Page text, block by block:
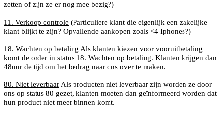
zetten of zijn ze er nog mee bezig?)
11. Verkoop controle (Particuliere klant die eigenlijk een zakelijke
klant blijkt te zijn? Opvallende aankopen zoals <4 Iphones?)
18. Wachten op betaling Als klanten kiezen voor vooruitbetaling
komt de order in status 18. Wachten op betaling. Klanten krijgen dan
48uur de tijd om het bedrag naar ons over te maken.
80. Niet leverbaar Als producten niet leverbaar zijn worden ze door
ons op status 80 gezet, klanten moeten dan geïnformeerd worden dat
hun product niet meer binnen komt.